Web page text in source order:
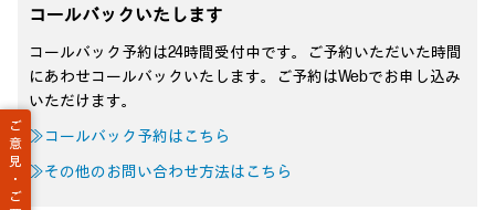
ご
意
見
・
ご
コールバックいたします
コールバック予約は24時間受付中です。ご予約いただいた時間
にあわせコールバックいたします。ご予約はWebでお申し込み
いただけます。
≫コールバック予約はこちら
≫その他のお問い合わせ方法はこちら